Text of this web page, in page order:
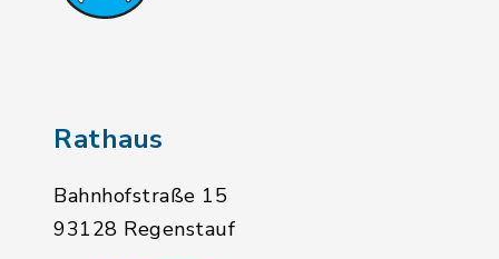
Rathaus
Bahnhofstraße 15
93128 Regenstauf